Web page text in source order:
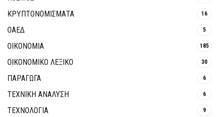
ΚΡΥΠΤΟΝΟΜΊΣΜΑΤΑ 16
ΟΑΕΔ 5
ΟΙΚΟΝΟΜΙΑ 185
ΟΙΚΟΝΟΜΙΚΟ ΛΕΞΙΚΟ 30
ΠΑΡΑΓΩΓΑ 6
ΤΕΧΝΙΚΗ ΑΝΑΛΥΣΗ 6
ΤΕΧΝΟΛΟΓΙΑ 9